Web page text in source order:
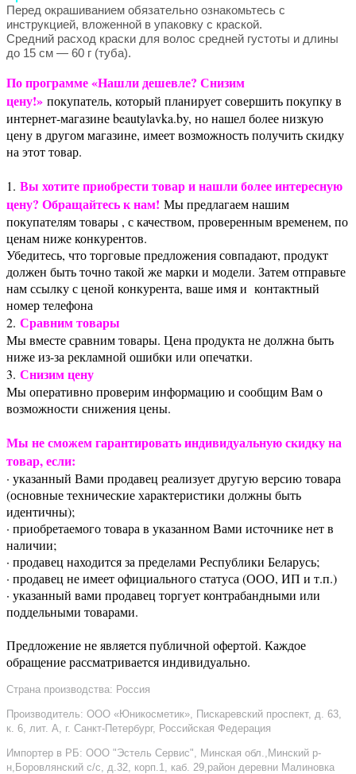
Перед окрашиванием обязательно ознакомьтесь с
инструкцией, вложенной в упаковку с краской.
Средний расход краски для волос средней густоты и длины
до 15 см — 60 г (туба).
По программе «Нашли дешевле? Снизим
цену!» покупатель, который планирует совершить покупку в
интернет-магазине beautylavka.by, но нашел более низкую
цену в другом магазине, имеет возможность получить скидку
на этот товар.
1. Вы хотите приобрести товар и нашли более интересную
цену? Обращайтесь к нам! Мы предлагаем нашим
покупателям товары , с качеством, проверенным временем, по
ценам ниже конкурентов.
Убедитесь, что торговые предложения совпадают, продукт
должен быть точно такой же марки и модели. Затем отправьте
нам ссылку с ценой конкурента, ваше имя и контактный
номер телефона
2. Сравним товары
Мы вместе сравним товары. Цена продукта не должна быть
ниже из-за рекламной ошибки или опечатки.
3. Снизим цену
Мы оперативно проверим информацию и сообщим Вам о
возможности снижения цены.
Мы не сможем гарантировать индивидуальную скидку на
товар, если:
· указанный Вами продавец реализует другую версию товара
(основные технические характеристики должны быть
идентичны);
· приобретаемого товара в указанном Вами источнике нет в
наличии;
· продавец находится за пределами Республики Беларусь;
· продавец не имеет официального статуса (ООО, ИП и т.п.)
· указанный вами продавец торгует контрабандными или
поддельными товарами.
Предложение не является публичной офертой. Каждое
обращение рассматривается индивидуально.
Страна производства: Россия
Производитель: ООО «Юникосметик», Пискаревский проспект, д. 63,
к. 6, лит. А, г. Санкт-Петербург, Российская Федерация
Импортер в РБ: ООО "Эстель Сервис", Минская обл.,Минский р-
н,Боровлянский с/с, д.32, корп.1, каб. 29,район деревни Малиновка